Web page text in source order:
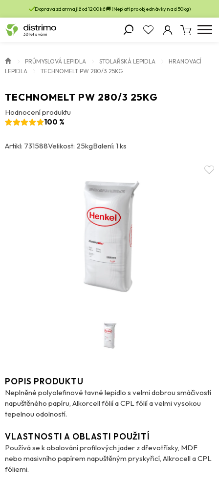
Doprava zdarma již od 1200 kč 🚚 (Neplatí pro objednávky nad 50kg)
PRŮMYSLOVÁ LEPIDLA STOLAŘSKÁ LEPIDLA
HRANOVACÍ
LEPIDLA
TECHNOMELT PW 280/3 25KG
TECHNOMELT PW 280/3 25KG
Hodnocení produktu
100 %
Artikl: 731588Velikost: 25kgBalení: 1 ks
POPIS PRODUKTU
Neplněné polyolefinové tavné lepidlo s velmi dobrou smáčivostí
napuštěného papíru, Alkorcell fólií a CPL fólií a velmi vysokou
tepelnou odolností.
VLASTNOSTI A OBLASTI POUŽITÍ
Používá se k obalování profilových jader z dřevotřísky, MDF
nebo masivního papírem napuštěným pryskyřicí, Alkrocell a CPL
fóliemi.